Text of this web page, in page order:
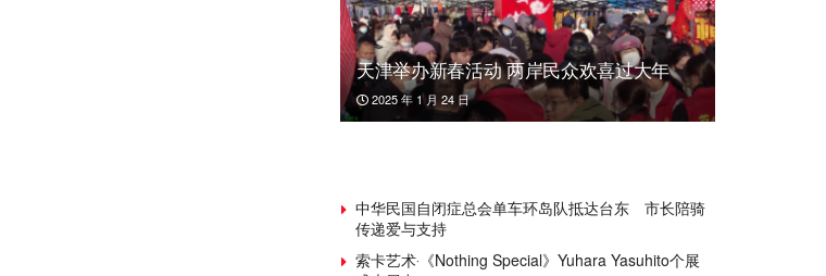
天津举办新春活动 两岸民众欢喜过大年
2025 年 1 月 24 日
中华民国自闭症总会单车环岛队抵达台东 市长陪骑
传递爱与支持
索卡艺术‧《Nothing Special》Yuhara Yasuhito个展